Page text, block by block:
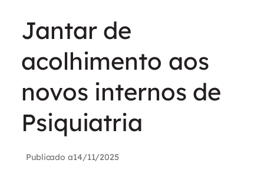
Jantar de
acolhimento aos
novos internos de
Psiquiatria
Publicado a14/11/2025